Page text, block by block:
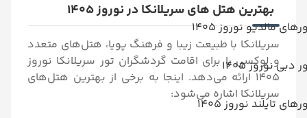
مالدیو نوروز 1405
دبی نوروز 1405
تایلند نوروز 1405
بهترین هتل های سریلانکا در نوروز 1405
سریلانکا با طبیعت زیبا و فرهنگ پویا، هتل‌های متعدد
و لوکسی را برای اقامت گردشگران تور سریلانکا نوروز
1405 ارائه می‌دهد. اینجا به برخی از بهترین هتل‌های
سریلانکا اشاره می‌شود: